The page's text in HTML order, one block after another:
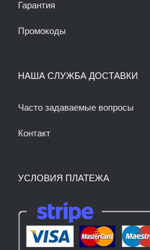
Гарантия
Промокоды
НАША СЛУЖБА ДОСТАВКИ
Часто задаваемые вопросы
Контакт
УСЛОВИЯ ПЛАТЕЖА